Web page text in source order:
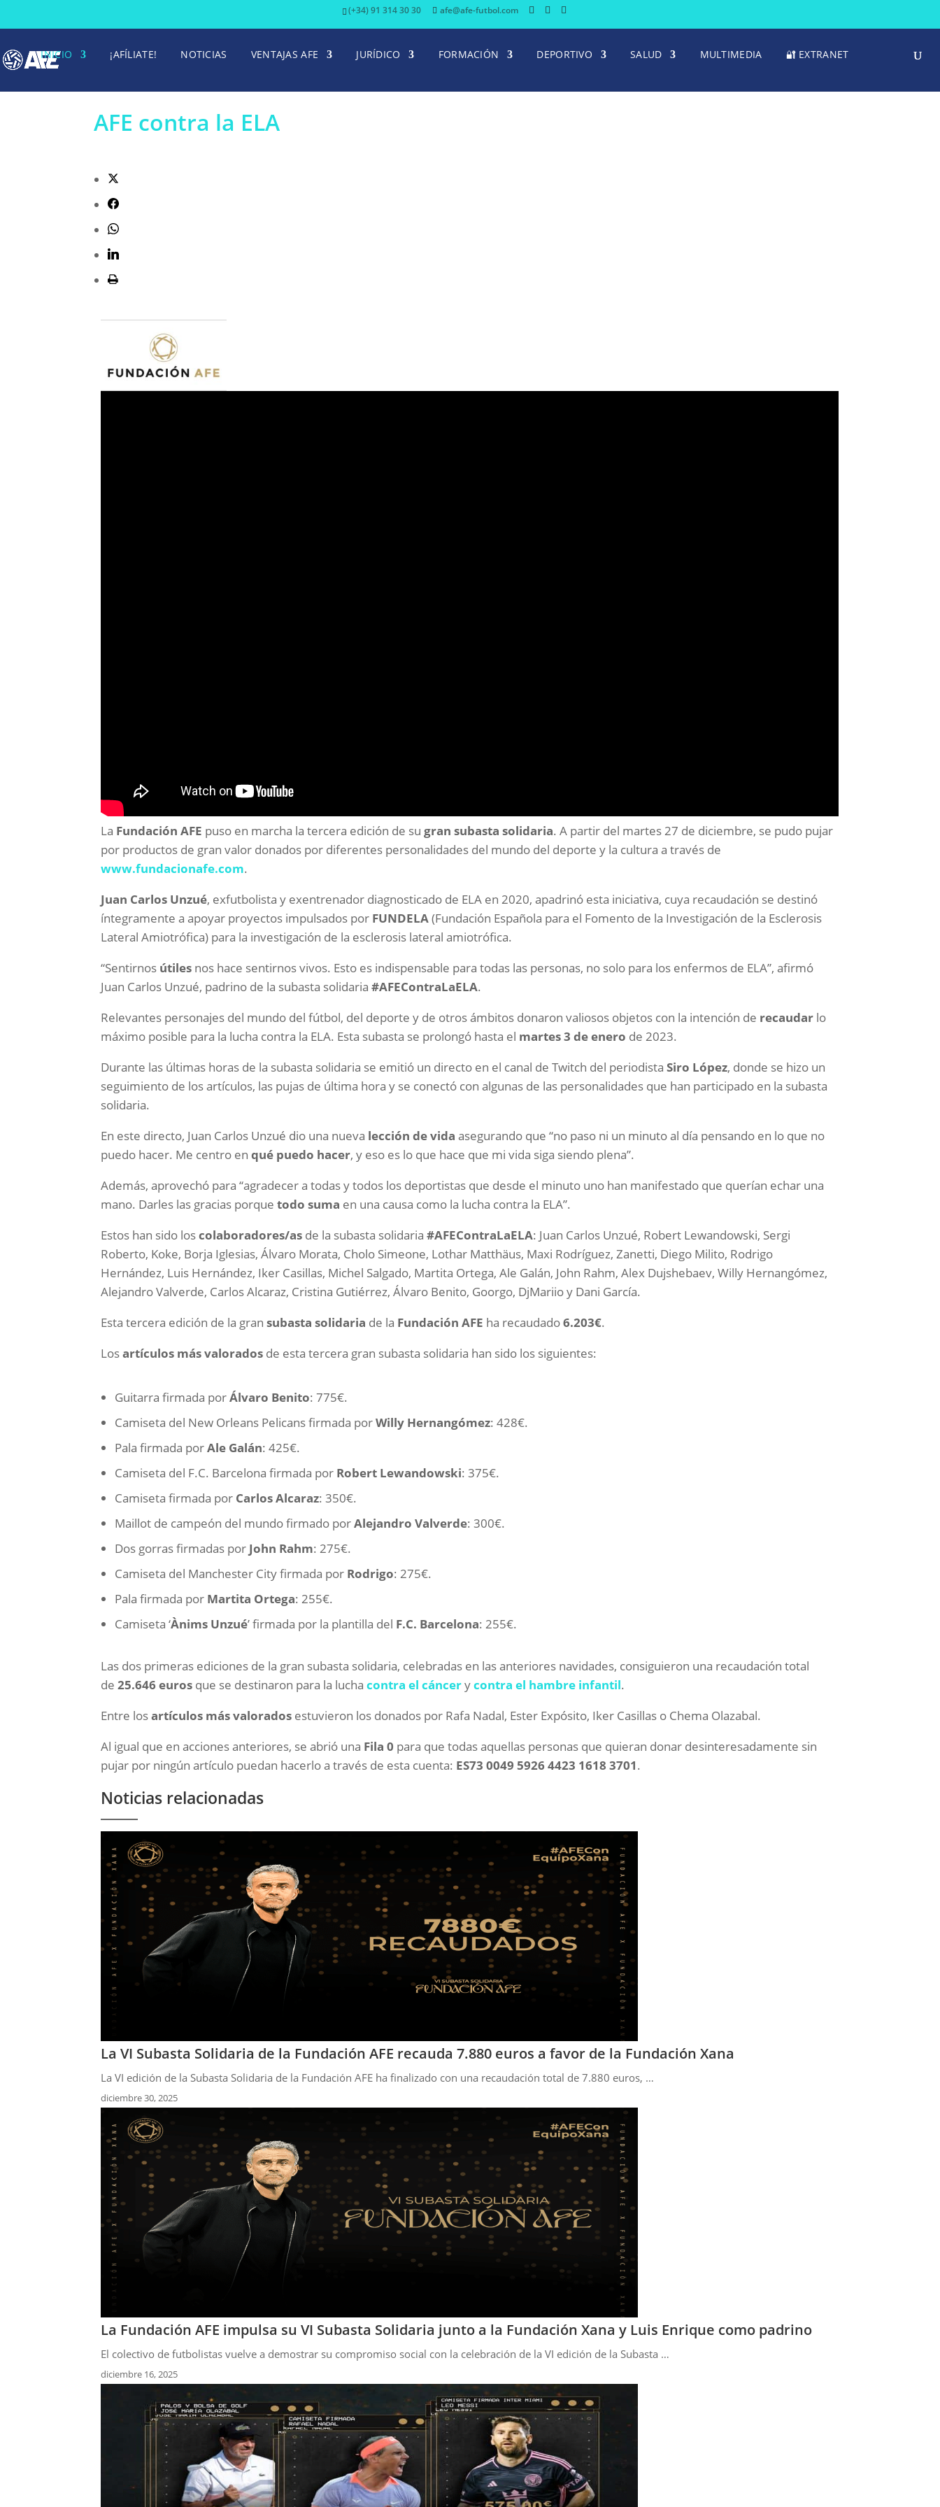
(+34) 91 314 30 30 afe@afe-futbol.com
INICIO ¡AFÍLIATE! NOTICIAS VENTAJAS AFE JURÍDICO FORMACIÓN DEPORTIVO SALUD MULTIMEDIA 🔐 EXTRANET
AFE contra la ELA
La Fundación AFE puso en marcha la tercera edición de sugran subasta solidaria. A partir del martes 27 de diciembre, se pudo pujar
por productos de gran valor donados por diferentes personalidades del mundo del deporte y la cultura a través de
www.fundacionafe.com.
Juan Carlos Unzué, exfutbolista y exentrenador diagnosticado de ELA en 2020, apadrinó esta iniciativa, cuya recaudación se destinó
íntegramente a apoyar proyectos impulsados por FUNDELA(Fundación Española para el Fomento de la Investigación de la Esclerosis
Lateral Amiotrófica) para la investigación de la esclerosis lateral amiotrófica.
“Sentirnos útiles nos hace sentirnos vivos. Esto es indispensable para todas las personas, no solo para los enfermos de ELA”, afirmó
Juan Carlos Unzué, padrino de la subasta solidaria#AFEContraLaELA.
Relevantes personajes del mundo del fútbol, del deporte y de otros ámbitos donaron valiosos objetos con la intención de recaudar lo
máximo posible para la lucha contra la ELA. Esta subasta se prolongó hasta el martes 3 de enero de 2023.
Durante las últimas horas de la subasta solidaria se emitió un directo en el canal de Twitch del periodistaSiro López, donde se hizo un
seguimiento de los artículos, las pujas de última hora y se conectó con algunas de las personalidades que han participado en la subasta
solidaria.
En este directo, Juan Carlos Unzué dio una nueva lección de vida asegurando que “no paso ni un minuto al día pensando en lo que no
puedo hacer. Me centro enqué puedo hacer, y eso es lo que hace que mi vida siga siendo plena”.
Además, aprovechó para “agradecer a todas y todos los deportistas que desde el minuto uno han manifestado que querían echar una
mano. Darles las gracias porquetodo suma en una causa como la lucha contra la ELA”.
Estos han sido loscolaboradores/as de la subasta solidaria#AFEContraLaELA: Juan Carlos Unzué, Robert Lewandowski, Sergi
Roberto, Koke, Borja Iglesias, Álvaro Morata, Cholo Simeone, Lothar Matthäus, Maxi Rodríguez, Zanetti, Diego Milito, Rodrigo
Hernández, Luis Hernández, Iker Casillas, Michel Salgado, Martita Ortega, Ale Galán, John Rahm, Alex Dujshebaev, Willy Hernangómez,
Alejandro Valverde, Carlos Alcaraz, Cristina Gutiérrez, Álvaro Benito, Goorgo, DjMariio y Dani García.
Esta tercera edición de la gransubasta solidaria de la Fundación AFE ha recaudado6.203€.
Losartículos más valorados de esta tercera gran subasta solidaria han sido los siguientes:
Guitarra firmada porÁlvaro Benito: 775€.
Camiseta del New Orleans Pelicans firmada porWilly Hernangómez: 428€.
Pala firmada porAle Galán: 425€.
Camiseta del F.C. Barcelona firmada por Robert Lewandowski: 375€.
Camiseta firmada por Carlos Alcaraz: 350€.
Maillot de campeón del mundo firmado porAlejandro Valverde: 300€.
Dos gorras firmadas por John Rahm: 275€.
Camiseta del Manchester City firmada por Rodrigo: 275€.
Pala firmada por Martita Ortega: 255€.
Camiseta ‘Ànims Unzué’ firmada por la plantilla del F.C. Barcelona: 255€.
Las dos primeras ediciones de la gran subasta solidaria, celebradas en las anteriores navidades, consiguieron una recaudación total
de25.646 euros que se destinaron para la luchacontra el cáncerycontra el hambre infantil.
Entre losartículos más valorados estuvieron los donados por Rafa Nadal, Ester Expósito, Iker Casillas o Chema Olazabal.
Al igual que en acciones anteriores, se abrió una Fila 0 para que todas aquellas personas que quieran donar desinteresadamente sin
pujar por ningún artículo puedan hacerlo a través de esta cuenta: ES73 0049 5926 4423 1618 3701.
Noticias relacionadas
La VI Subasta Solidaria de la Fundación AFE recauda 7.880 euros a favor de la Fundación Xana
La VI edición de la Subasta Solidaria de la Fundación AFE ha finalizado con una recaudación total de 7.880 euros, …
diciembre 30, 2025
La Fundación AFE impulsa su VI Subasta Solidaria junto a la Fundación Xana y Luis Enrique como padrino
El colectivo de futbolistas vuelve a demostrar su compromiso social con la celebración de la VI edición de la Subasta …
diciembre 16, 2025